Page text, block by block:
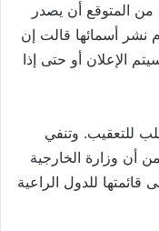
من المتوقع أن يصدر
نشر أسمائها قالت إن
الإعلان أو حتى إذا
للتعقيب. وتنفي
أن وزارة الخارجية
قائمتها للدول الراعية